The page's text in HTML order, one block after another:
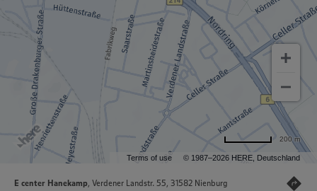
Terms of use © 1987–2026 HERE, Deutschland
200 m
E center Hanekamp, Verdener Landstr. 55, 31582 Nienburg